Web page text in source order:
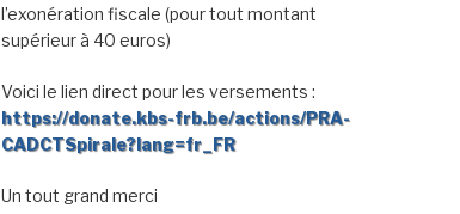
l’exonération fiscale (pour tout montant
supérieur à 40 euros)
Voici le lien direct pour les versements :
https://donate.kbs-frb.be/actions/PRA-
CADCTSpirale?lang=fr_FR
Un tout grand merci